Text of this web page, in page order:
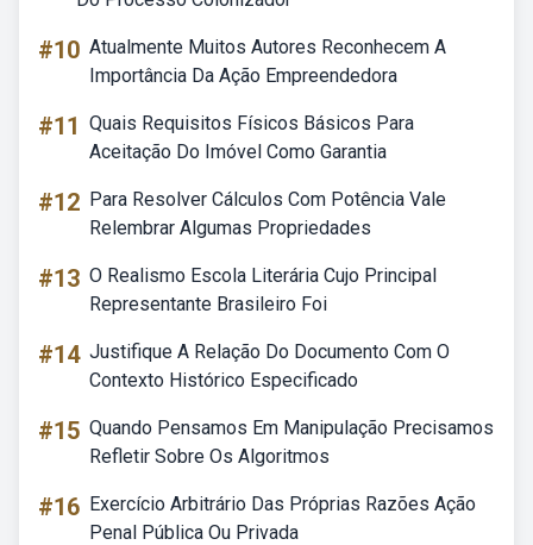
#10 Atualmente Muitos Autores Reconhecem A
Importância Da Ação Empreendedora
#11 Quais Requisitos Físicos Básicos Para
Aceitação Do Imóvel Como Garantia
#12 Para Resolver Cálculos Com Potência Vale
Relembrar Algumas Propriedades
#13 O Realismo Escola Literária Cujo Principal
Representante Brasileiro Foi
#14 Justifique A Relação Do Documento Com O
Contexto Histórico Especificado
#15 Quando Pensamos Em Manipulação Precisamos
Refletir Sobre Os Algoritmos
#16 Exercício Arbitrário Das Próprias Razões Ação
Penal Pública Ou Privada